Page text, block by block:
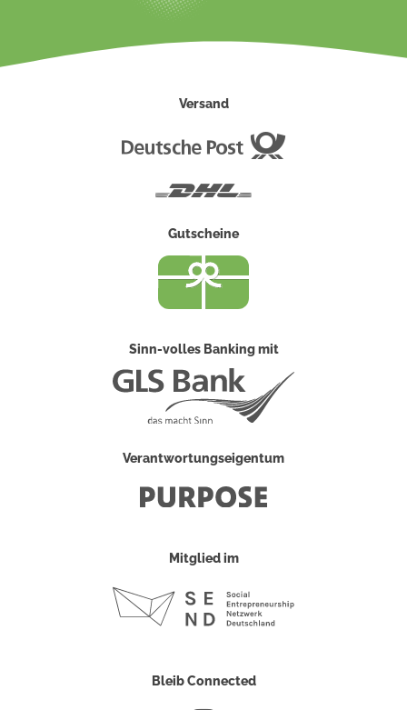
Versand
Gutscheine
Sinn-volles Banking mit
Verantwortungseigentum
Mitglied im
Bleib Connected